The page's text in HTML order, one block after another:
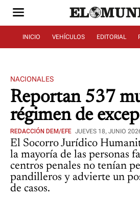
INICIO VEHÍCULOS EDITORIAL
NACIONALES
Reportan 537
régimen de
REDACCIÓN DEM/EFE JUEVES 18, JUNIO
El Socorro Jurídico
la mayoría de las personas
centros penales no tenían
pandilleros y advierte un
de casos.